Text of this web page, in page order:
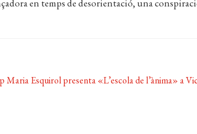
en temps de desorientació, una
Maria Esquirol presenta «L’escola de l’ànima» a